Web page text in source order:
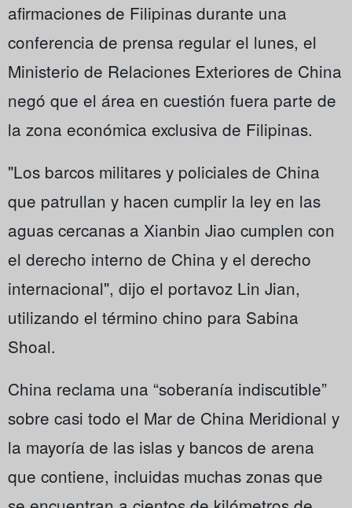
afirmaciones de Filipinas durante una
conferencia de prensa regular el lunes, el
Ministerio de Relaciones Exteriores de China
negó que el área en cuestión fuera parte de
la zona económica exclusiva de Filipinas.
"Los barcos militares y policiales de China
que patrullan y hacen cumplir la ley en las
aguas cercanas a Xianbin Jiao cumplen con
el derecho interno de China y el derecho
internacional", dijo el portavoz Lin Jian,
utilizando el término chino para Sabina
Shoal.
China reclama una “soberanía indiscutible”
sobre casi todo el Mar de China Meridional y
la mayoría de las islas y bancos de arena
que contiene, incluidas muchas zonas que